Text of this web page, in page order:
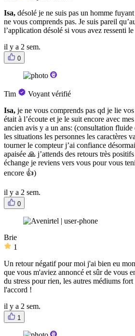
Isa, désolé je ne suis pas un homme
ne vous comprends pas. Je suis pareil
l’application désolé si vous avez ressenti
il y a 2 sem.
0
Tim
Voyant vérifié
Isa, je ne vous comprends pas qd je lie
était à l’écoute et je le suit encore avec
ancien avis y a un ans: (consultation
les situations les personnes les caractères
tourner le compteur j’ai confiance
apaisée 🙏 j’attends des retours très
échange je reviens vers vous pour vous
encore 👍)
il y a 2 sem.
0
Brie
1
Un retour négatif pour moi j'ai bien eu
que vous m'aviez annoncé et sûr de vous
du stress pour rien, les autres médiums
l'accord !
il y a 2 sem.
1